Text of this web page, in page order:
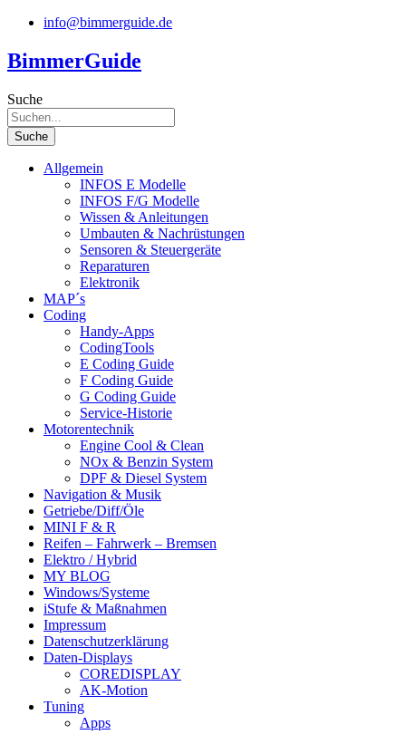
Zum
springen
info@bimmerguide.de
BimmerGuide
Suche
Suche
Allgemein
INFOS E Modelle
INFOS F/G Modelle
Wissen & Anleitungen
Umbauten & Nachrüstungen
Sensoren & Steuergeräte
Reparaturen
Elektronik
MAP´s
Coding
Handy-Apps
CodingTools
E Coding Guide
F Coding Guide
G Coding Guide
Service-Historie
Motorentechnik
Engine Cool & Clean
NOx & Benzin System
DPF & Diesel System
Navigation & Musik
Getriebe/Diff/Öle
MINI F & R
Reifen – Fahrwerk – Bremsen
Elektro / Hybrid
MY BLOG
Windows/Systeme
iStufe & Maßnahmen
Impressum
Datenschutzerklärung
Daten-Displays
COREDISPLAY
AK-Motion
Tuning
Apps